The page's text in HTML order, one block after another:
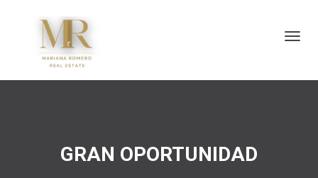
GRAN OPORTUNIDAD